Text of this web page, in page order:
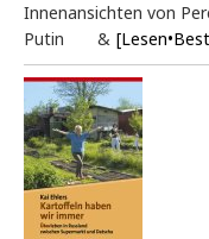
Innenansichten von
Putin &